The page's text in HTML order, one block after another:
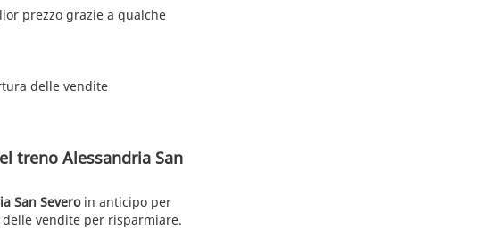
prezzo grazie a qualche
delle vendite
treno Alessandria San
San Severoin anticipo per
vendite per risparmiare.